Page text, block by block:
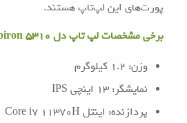
پورت‌های این لپ‌تاپ هستند.
برخی مشخصات لپ تاپ دل Inspiron 5310:
وزن: 1.2 کیلوگرم
نمایشگر: 13 اینچی IPS
پردازنده: اینتل Core i7 11370H